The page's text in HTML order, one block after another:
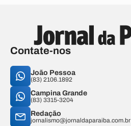
Contate-nos
João Pessoa
(83) 2106.1892
Campina Grande
(83) 3315-3204
Redação
jornalismo@jornaldaparaiba.com.br